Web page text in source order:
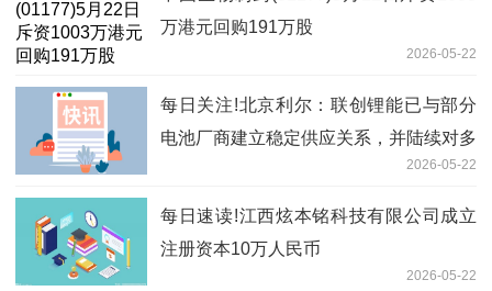
万港元回购191万股
2026-05-22
每日关注!北京利尔：联创锂能已与部分
电池厂商建立稳定供应关系，并陆续对多
2026-05-22
每日速读!江西炫本铭科技有限公司成立
注册资本10万人民币
2026-05-22